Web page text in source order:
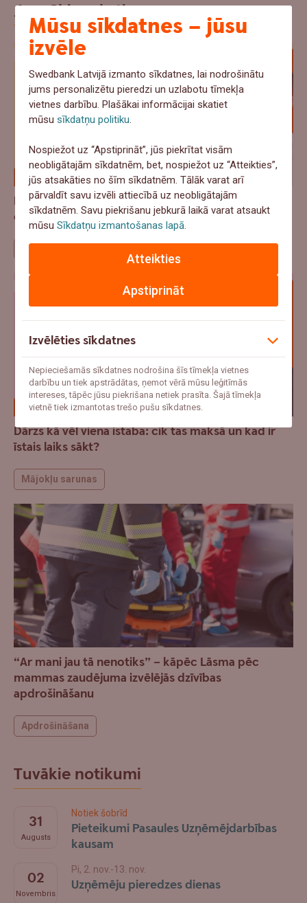
Jaunākie raksti
Pa Ceļam Biznesā - No klikšķa līdz paku skapim: kā
e-veikalam nopelnīt klienta uzticību?
Pārdošana
Dārzs kā vēl viena istaba: cik tas maksā un kad ir
īstais laiks sākt?
Mājokļu sarunas
“Ar mani jau tā nenotiks” – kāpēc Lāsma pēc
mammas zaudējuma izvēlējās dzīvības
apdrošināšanu
Apdrošināšana
Tuvākie notikumi
31
Augusts
Notiek šobrīd
Pieteikumi Pasaules Uzņēmējdarbības
kausam
02
Novembris
Pi, 2. nov.-13. nov.
Uzņēmēju pieredzes dienas
Mūsu sīkdatnes – jūsu
izvēle
Swedbank Latvijā izmanto sīkdatnes, lai nodrošinātu
jums personalizētu pieredzi un uzlabotu tīmekļa
vietnes darbību. Plašākai informācijai skatiet
mūsusīkdatņu politiku.
Nospiežot uz “Apstiprināt”, jūs piekrītat visām
neobligātajām sīkdatnēm, bet, nospiežot uz “Atteikties”,
jūs atsakāties no šīm sīkdatnēm. Tālāk varat arī
pārvaldīt savu izvēli attiecībā uz neobligātajām
sīkdatnēm. Savu piekrišanu jebkurā laikā varat atsaukt
mūsuSīkdatņu izmantošanas lapā.
Apstiprināt
Atteikties
Izvēlēties sīkdatnes
Nepieciešamās sīkdatnes nodrošina šīs tīmekļa vietnes
darbību un tiek apstrādātas, ņemot vērā mūsu leģitīmās
intereses, tāpēc jūsu piekrišana netiek prasīta. Šajā tīmekļa
vietnē tiek izmantotas trešo pušu sīkdatnes.